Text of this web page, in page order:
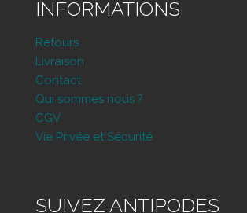
INFORMATIONS
Retours
Livraison
Contact
Qui sommes nous ?
CGV
Vie Privée et Sécurité
SUIVEZ ANTIPODES